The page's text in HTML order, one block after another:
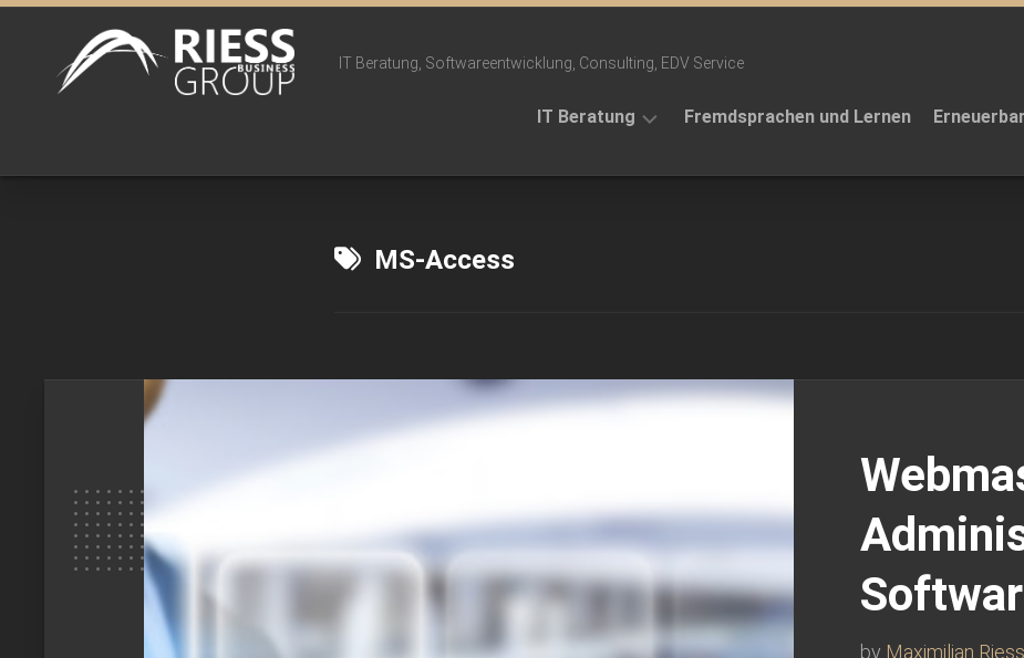
Skip
IT Beratung, Softwareentwicklung, Consulting, EDV Service
IT Beratung Fremdsprachen und Lernen
MS-Access
by Maximilian Riess